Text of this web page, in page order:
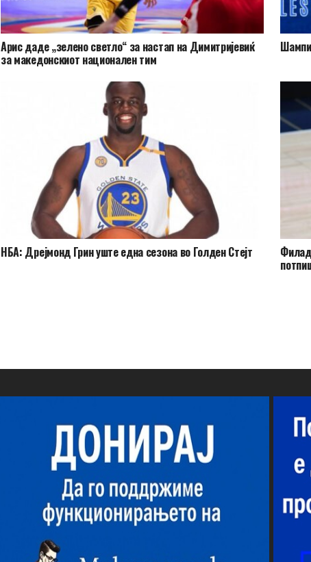
Арис даде „зелено светло“ за настап на Димитријевиќ
за македонскиот национален тим
НБА: Дрејмонд Грин уште една сезона во Голден Стејт